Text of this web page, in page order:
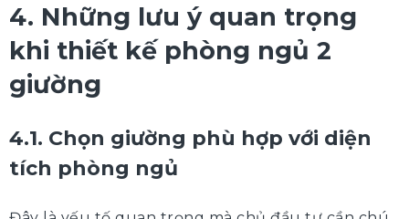
4. Những lưu ý quan trọng
khi thiết kế phòng ngủ 2
giường
4.1. Chọn giường phù hợp với diện
tích phòng ngủ